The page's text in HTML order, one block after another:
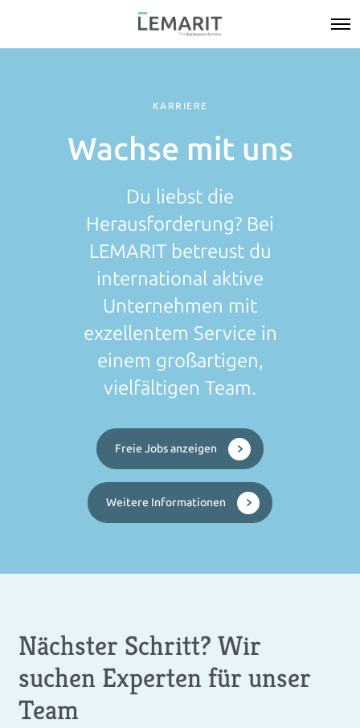
KARRIERE
Wachse mit uns
Du liebst die
Herausforderung? Bei
LEMARIT betreust du
international aktive
Unternehmen mit
exzellentem Service in
einem großartigen,
vielfältigen Team.
Freie Jobs anzeigen
Weitere Informationen
Nächster Schritt? Wir
suchen Experten für unser
Team